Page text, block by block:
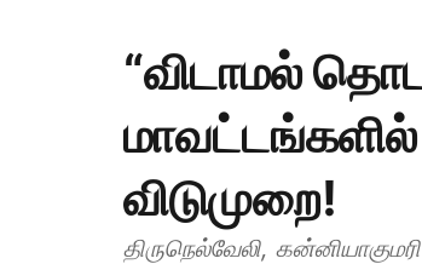
“விடாமல்
மாவட்டங்களில்
விடுமுறை!
திருநெல்வேலி,